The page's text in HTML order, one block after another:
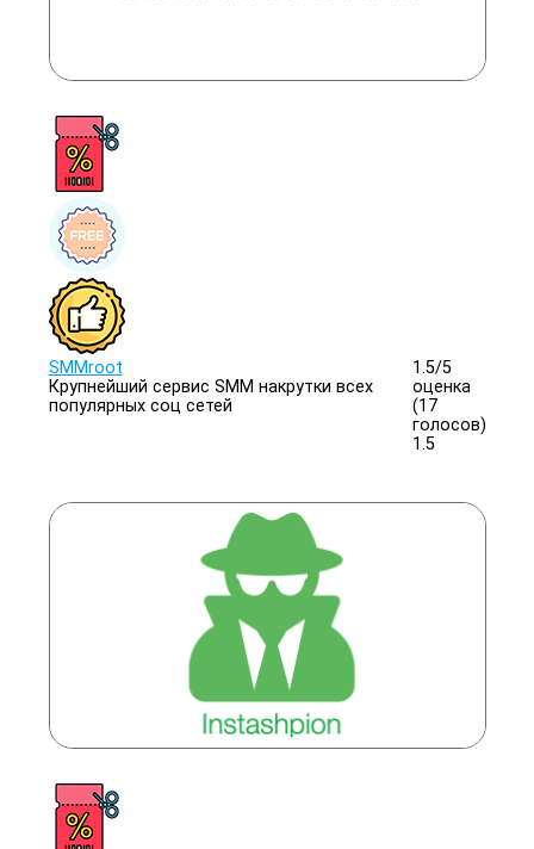
SMMroot
Крупнейший сервис SMM накрутки всех
популярных соц сетей
1.5/5
оценка
(17
голосов)
1.5